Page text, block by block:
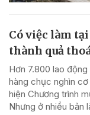
Có việc làm
thành quả
Hơn 7.800 lao
hàng chục nghìn
hiện Chương trình
Nhưng ở nhiều bản